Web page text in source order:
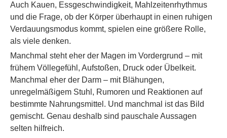
Auch Kauen, Essgeschwindigkeit, Mahlzeitenrhythmus
und die Frage, ob der Körper überhaupt in einen ruhigen
Verdauungsmodus kommt, spielen eine größere Rolle,
als viele denken.
Manchmal steht eher der Magen im Vordergrund – mit
frühem Völlegefühl, Aufstoßen, Druck oder Übelkeit.
Manchmal eher der Darm – mit Blähungen,
unregelmäßigem Stuhl, Rumoren und Reaktionen auf
bestimmte Nahrungsmittel. Und manchmal ist das Bild
gemischt. Genau deshalb sind pauschale Aussagen
selten hilfreich.